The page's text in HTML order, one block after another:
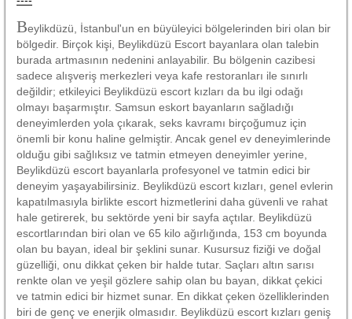
Beylikdüzü, İstanbul'un en büyüleyici bölgelerinden biri olan bir
bölgedir. Birçok kişi, Beylikdüzü Escort bayanlara olan talebin
burada artmasının nedenini anlayabilir. Bu bölgenin cazibesi
sadece alışveriş merkezleri veya kafe restoranları ile sınırlı
değildir; etkileyici Beylikdüzü escort kızları da bu ilgi odağı
olmayı başarmıştır. Samsun eskort bayanların sağladığı
deneyimlerden yola çıkarak, seks kavramı birçoğumuz için
önemli bir konu haline gelmiştir. Ancak genel ev deneyimlerinde
olduğu gibi sağlıksız ve tatmin etmeyen deneyimler yerine,
Beylikdüzü escort bayanlarla profesyonel ve tatmin edici bir
deneyim yaşayabilirsiniz. Beylikdüzü escort kızları, genel evlerin
kapatılmasıyla birlikte escort hizmetlerini daha güvenli ve rahat
hale getirerek, bu sektörde yeni bir sayfa açtılar. Beylikdüzü
escortlarından biri olan ve 65 kilo ağırlığında, 153 cm boyunda
olan bu bayan, ideal bir şeklini sunar. Kusursuz fiziği ve doğal
güzelliği, onu dikkat çeken bir halde tutar. Saçları altın sarısı
renkte olan ve yeşil gözlere sahip olan bu bayan, dikkat çekici
ve tatmin edici bir hizmet sunar. En dikkat çeken özelliklerinden
biri de genç ve enerjik olmasıdır. Beylikdüzü escort kızları geniş